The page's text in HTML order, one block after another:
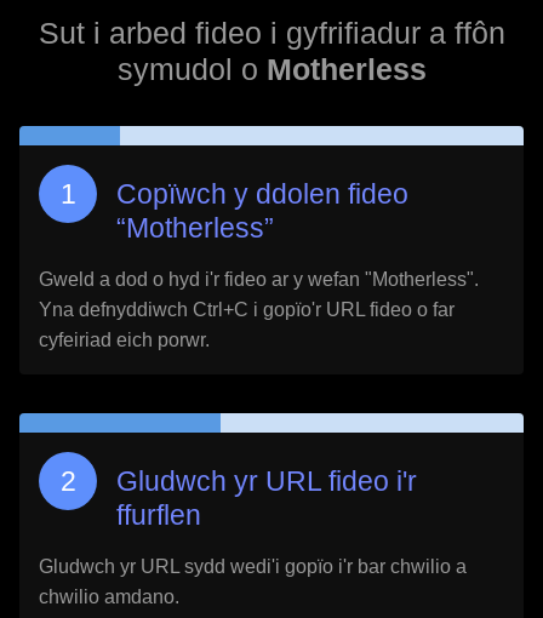
Sut i arbed fideo i gyfrifiadur a ffôn
symudol o Motherless
Copïwch y ddolen fideo
“Motherless”
Gweld a dod o hyd i'r fideo ar y wefan "Motherless".
Yna defnyddiwch Ctrl+C i gopïo'r URL fideo o far
cyfeiriad eich porwr.
Gludwch yr URL fideo i'r
ffurflen
Gludwch yr URL sydd wedi'i gopïo i'r bar chwilio a
chwilio amdano.